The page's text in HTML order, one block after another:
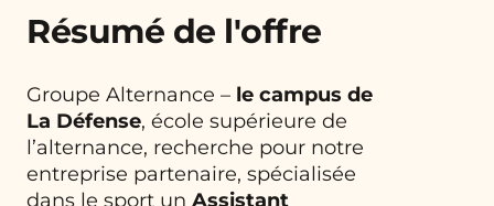
Résumé de l'offre
Groupe Alternance – le campus de
La Défense, école supérieure de
l’alternance, recherche pour notre
entreprise partenaire, spécialisée
dans le sport un Assistant